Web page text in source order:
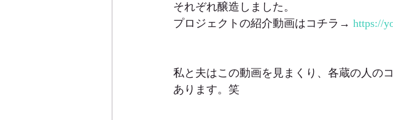
それぞれ醸造しました。
プロジェクトの紹介動画はコチラ→ https://
私と夫はこの動画を見まくり、各蔵の人の
あります。笑